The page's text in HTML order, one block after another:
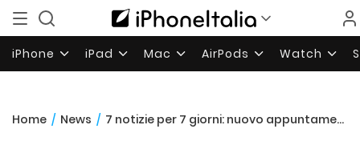
iPhone iPad Mac AirPods Watch
Home / News / 7 notizie per 7 giorni: nuovo appuntamento con la rubrica hi-tech di iPhoneItalia – Appuntamento 22/07